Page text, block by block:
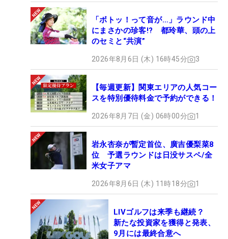
「ボトッ！って音が…」ラウンド中
にまさかの珍客!? 都玲華、頭の上
のセミと“共演”
2026年8月6日 (木) 16時45分 3
【毎週更新】関東エリアの人気コー
スを特別優待料金で予約ができる！
2026年8月7日 (金) 06時00分 1
岩永杏奈が暫定首位、廣吉優梨菜8
位 予選ラウンドは日没サスペ/全
米女子アマ
2026年8月6日 (木) 11時18分 1
LIVゴルフは来季も継続？
新たな投資家を獲得と発表、
9月には最終合意へ